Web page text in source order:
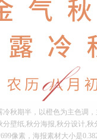
秋期半，以橙色为主色调
壁纸,秋分海报,秋分设计,秋
像素，海报素材大小是